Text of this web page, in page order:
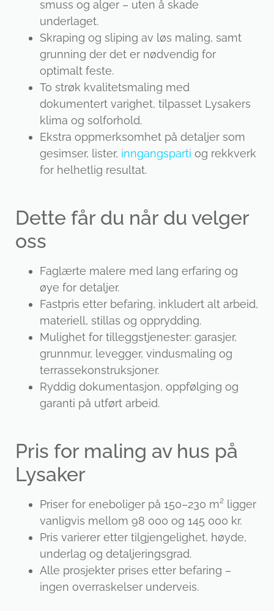
smuss og alger – uten å skade
underlaget.
Skraping og sliping av løs maling, samt
grunning der det er nødvendig for
optimalt feste.
To strøk kvalitetsmaling med
dokumentert varighet, tilpasset Lysakers
klima og solforhold.
Ekstra oppmerksomhet på detaljer som
gesimser, lister, inngangsparti og rekkverk
for helhetlig resultat.
Dette får du når du velger
oss
Faglærte malere med lang erfaring og
øye for detaljer.
Fastpris etter befaring, inkludert alt arbeid,
materiell, stillas og opprydding.
Mulighet for tilleggstjenester: garasjer,
grunnmur, levegger, vindusmaling og
terrassekonstruksjoner.
Ryddig dokumentasjon, oppfølging og
garanti på utført arbeid.
Pris for maling av hus på
Lysaker
Priser for eneboliger på 150–230 m² ligger
vanligvis mellom 98 000 og 145 000 kr.
Pris varierer etter tilgjengelighet, høyde,
underlag og detaljeringsgrad.
Alle prosjekter prises etter befaring –
ingen overraskelser underveis.